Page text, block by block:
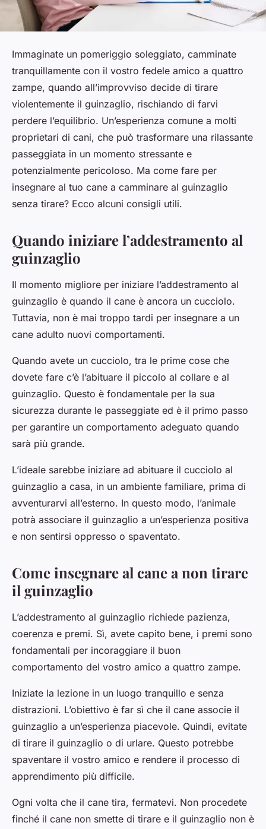
Immaginate un pomeriggio soleggiato, camminate
tranquillamente con il vostro fedele amico a quattro
zampe, quando all’improvviso decide di tirare
violentemente il guinzaglio, rischiando di farvi
perdere l’equilibrio. Un’esperienza comune a molti
proprietari di cani, che può trasformare una rilassante
passeggiata in un momento stressante e
potenzialmente pericoloso. Ma come fare per
insegnare al tuo cane a camminare al guinzaglio
senza tirare? Ecco alcuni consigli utili.
Quando iniziare l’addestramento al
guinzaglio
Il momento migliore per iniziare l’addestramento al
guinzaglio è quando il cane è ancora un cucciolo.
Tuttavia, non è mai troppo tardi per insegnare a un
cane adulto nuovi comportamenti.
Quando avete un cucciolo, tra le prime cose che
dovete fare c’è l’abituare il piccolo al collare e al
guinzaglio. Questo è fondamentale per la sua
sicurezza durante le passeggiate ed è il primo passo
per garantire un comportamento adeguato quando
sarà più grande.
L’ideale sarebbe iniziare ad abituare il cucciolo al
guinzaglio a casa, in un ambiente familiare, prima di
avventurarvi all’esterno. In questo modo, l’animale
potrà associare il guinzaglio a un’esperienza positiva
e non sentirsi oppresso o spaventato.
Come insegnare al cane a non tirare
il guinzaglio
L’addestramento al guinzaglio richiede pazienza,
coerenza e premi. Sì, avete capito bene, i premi sono
fondamentali per incoraggiare il buon
comportamento del vostro amico a quattro zampe.
Iniziate la lezione in un luogo tranquillo e senza
distrazioni. L’obiettivo è far sì che il cane associe il
guinzaglio a un’esperienza piacevole. Quindi, evitate
di tirare il guinzaglio o di urlare. Questo potrebbe
spaventare il vostro amico e rendere il processo di
apprendimento più difficile.
Ogni volta che il cane tira, fermatevi. Non procedete
finché il cane non smette di tirare e il guinzaglio non è